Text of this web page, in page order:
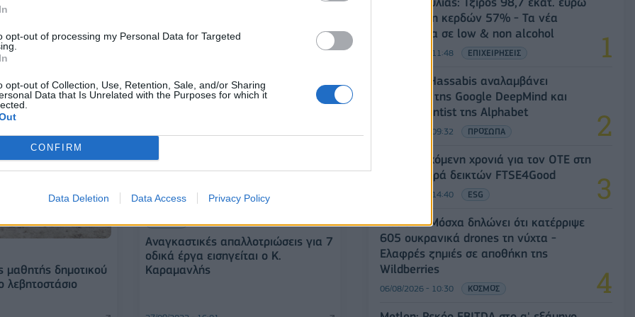
opt-out of processing my Personal Data for Targeted
opt-out of Collection, Use, Retention, Sale, and/or Sharing
Data that Is Unrelated with the Purposes for which it
CONFIRM
Data Deletion Data Access Privacy Policy
στα Τρίκαλα
ασφαλείας
μαθητής δημοτικού
λεβητοστάσιο
ΕΛΛΑΔΑ
Αναγκαστικές απαλλοτριώσεις για 7
οδικά έργα εισηγείται ο Κ.
Καραμανλής
και αύξηση κερδών 57% - Τα νέα
στοιχήματα σε low & non alcohol
06/08/2026 - 11:48 ΕΠΙΧΕΙΡΗΣΕΙΣ
Ο Demis Hassabis αναλαμβάνει
Πρόεδρος της Google DeepMind και
Chief Scientist της Alphabet
06/08/2026 - 09:32 ΠΡΟΣΩΠΑ
18η συνεχόμενη χρονιά για τον ΟΤΕ στη
διεθνή σειρά δεικτών FTSE4Good
06/08/2026 - 14:40 ESG
Ρωσία: Η Μόσχα δηλώνει ότι κατέρριψε
605 ουκρανικά drones τη νύχτα -
Ελαφρές ζημιές σε αποθήκη της
Wildberries
06/08/2026 - 10:30 ΚΟΣΜΟΣ